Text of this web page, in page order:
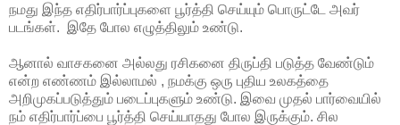
நமது இந்த எதிர்பார்ப்புகளை பூர்த்தி செய்யும் பொருட்டே அவர்
படங்கள். இதே போல எழுத்திலும் உண்டு.
ஆனால் வாசகனை அல்லது ரசிகனை திருப்தி படுத்த வேண்டும்
என்ற எண்ணம் இல்லாமல் , நமக்கு ஒரு புதிய உலகத்தை
அறிமுகப்படுத்தும் படைப்புகளும் உண்டு. இவை முதல் பார்வையில்
நம் எதிர்பார்ப்பை பூர்த்தி செய்யாதது போல இருக்கும். சில